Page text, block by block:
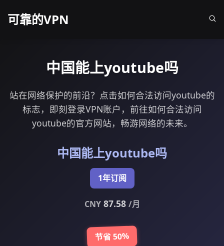
可靠的VPN
中国能上youtube吗
站在网络保护的前沿？点击如何合法访问youtube的
标志，即刻登录VPN账户，前往如何合法访问
youtube的官方网站，畅游网络的未来。
中国能上youtube吗
1年订阅
CNY87.58 /月
节省 50%